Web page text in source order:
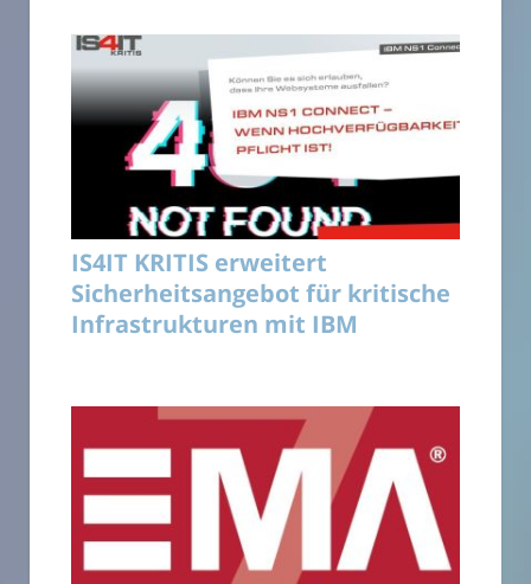
IS4IT KRITIS erweitert
Sicherheitsangebot für kritische
Infrastrukturen mit IBM